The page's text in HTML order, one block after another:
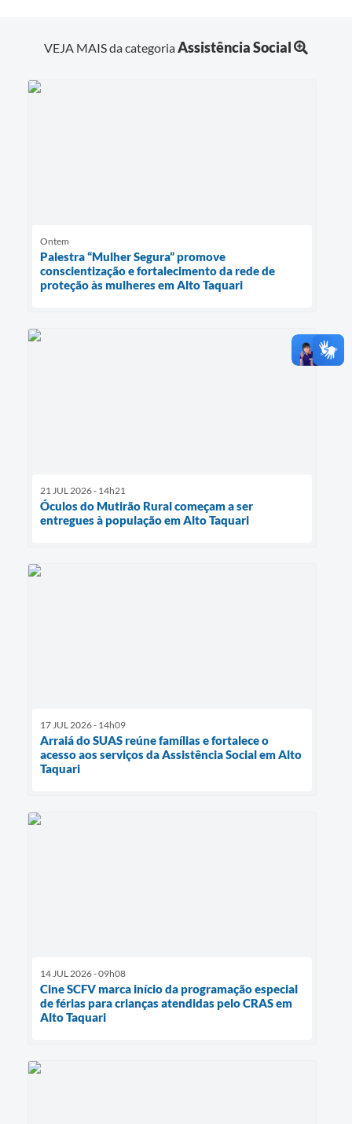
VEJA MAIS da categoriaAssistência Social
Ontem
Palestra “Mulher Segura” promove
conscientização e fortalecimento da rede de
proteção às mulheres em Alto Taquari
21 JUL 2026 - 14h21
Óculos do Mutirão Rural começam a ser
entregues à população em Alto Taquari
17 JUL 2026 - 14h09
Arraiá do SUAS reúne famílias e fortalece o
acesso aos serviços da Assistência Social em Alto
Taquari
14 JUL 2026 - 09h08
Cine SCFV marca início da programação especial
de férias para crianças atendidas pelo CRAS em
Alto Taquari